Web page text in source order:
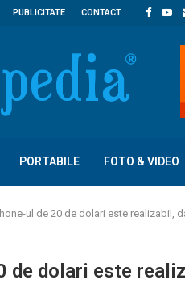
PUBLICITATE CONTACT
PORTABILE FOTO & VIDEO
ul de 20 de dolari este realizabil,
de dolari este